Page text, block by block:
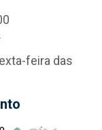
feira das